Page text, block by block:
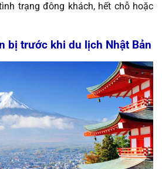
trạng đông khách, hết chỗ hoặc
bị trước khi du lịch Nhật Bản